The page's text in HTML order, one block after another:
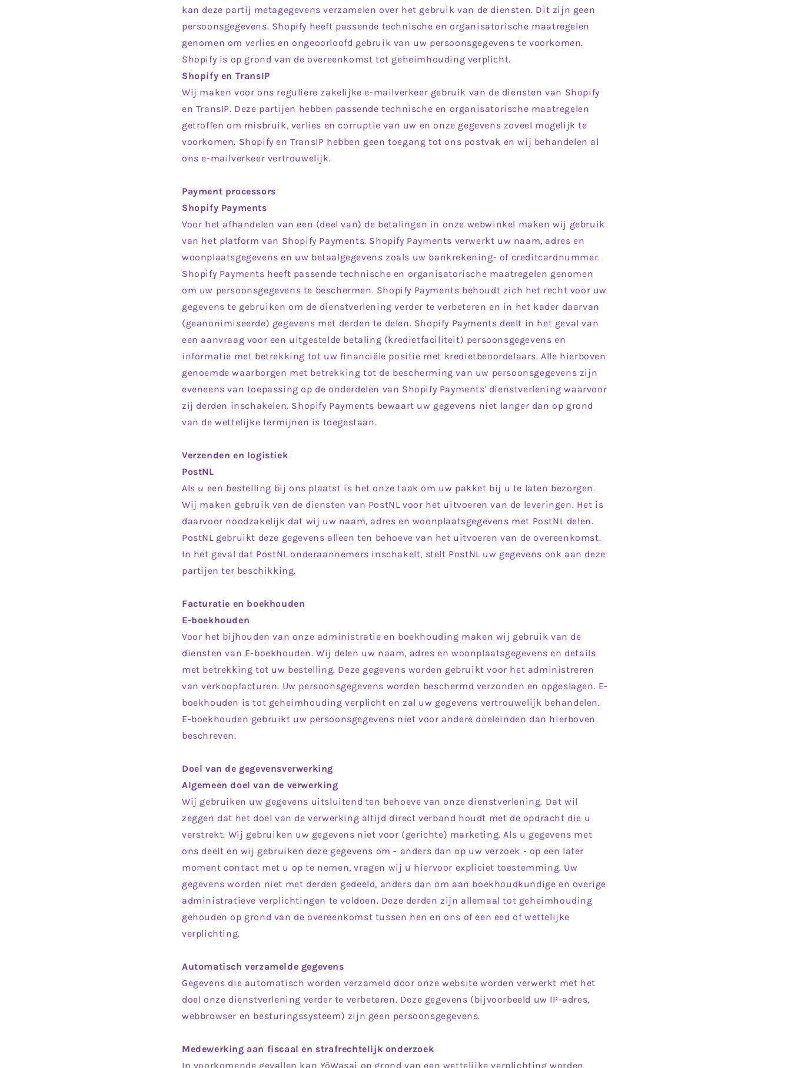
kan deze partij metagegevens verzamelen over het gebruik van de diensten. Dit zijn geen
persoonsgegevens. Shopify heeft passende technische en organisatorische maatregelen
genomen om verlies en ongeoorloofd gebruik van uw persoonsgegevens te voorkomen.
Shopify is op grond van de overeenkomst tot geheimhouding verplicht.
Shopify en TransIP
Wij maken voor ons reguliere zakelijke e-mailverkeer gebruik van de diensten van Shopify
en TransIP. Deze partijen hebben passende technische en organisatorische maatregelen
getroffen om misbruik, verlies en corruptie van uw en onze gegevens zoveel mogelijk te
voorkomen. Shopify en TransIP hebben geen toegang tot ons postvak en wij behandelen al
ons e-mailverkeer vertrouwelijk.
Payment processors
Shopify Payments
Voor het afhandelen van een (deel van) de betalingen in onze webwinkel maken wij gebruik
van het platform van Shopify Payments. Shopify Payments verwerkt uw naam, adres en
woonplaatsgegevens en uw betaalgegevens zoals uw bankrekening- of creditcardnummer.
Shopify Payments heeft passende technische en organisatorische maatregelen genomen
om uw persoonsgegevens te beschermen. Shopify Payments behoudt zich het recht voor uw
gegevens te gebruiken om de dienstverlening verder te verbeteren en in het kader daarvan
(geanonimiseerde) gegevens met derden te delen. Shopify Payments deelt in het geval van
een aanvraag voor een uitgestelde betaling (kredietfaciliteit) persoonsgegevens en
informatie met betrekking tot uw financiële positie met kredietbeoordelaars. Alle hierboven
genoemde waarborgen met betrekking tot de bescherming van uw persoonsgegevens zijn
eveneens van toepassing op de onderdelen van Shopify Payments' dienstverlening waarvoor
zij derden inschakelen. Shopify Payments bewaart uw gegevens niet langer dan op grond
van de wettelijke termijnen is toegestaan.
Verzenden en logistiek
PostNL
Als u een bestelling bij ons plaatst is het onze taak om uw pakket bij u te laten bezorgen.
Wij maken gebruik van de diensten van PostNL voor het uitvoeren van de leveringen. Het is
daarvoor noodzakelijk dat wij uw naam, adres en woonplaatsgegevens met PostNL delen.
PostNL gebruikt deze gegevens alleen ten behoeve van het uitvoeren van de overeenkomst.
In het geval dat PostNL onderaannemers inschakelt, stelt PostNL uw gegevens ook aan deze
partijen ter beschikking.
Facturatie en boekhouden
E-boekhouden
Voor het bijhouden van onze administratie en boekhouding maken wij gebruik van de
diensten van E-boekhouden. Wij delen uw naam, adres en woonplaatsgegevens en details
met betrekking tot uw bestelling. Deze gegevens worden gebruikt voor het administreren
van verkoopfacturen. Uw persoonsgegevens worden beschermd verzonden en opgeslagen. E-
boekhouden is tot geheimhouding verplicht en zal uw gegevens vertrouwelijk behandelen.
E-boekhouden gebruikt uw persoonsgegevens niet voor andere doeleinden dan hierboven
beschreven.
Doel van de gegevensverwerking
Algemeen doel van de verwerking
Wij gebruiken uw gegevens uitsluitend ten behoeve van onze dienstverlening. Dat wil
zeggen dat het doel van de verwerking altijd direct verband houdt met de opdracht die u
verstrekt. Wij gebruiken uw gegevens niet voor (gerichte) marketing. Als u gegevens met
ons deelt en wij gebruiken deze gegevens om - anders dan op uw verzoek - op een later
moment contact met u op te nemen, vragen wij u hiervoor expliciet toestemming. Uw
gegevens worden niet met derden gedeeld, anders dan om aan boekhoudkundige en overige
administratieve verplichtingen te voldoen. Deze derden zijn allemaal tot geheimhouding
gehouden op grond van de overeenkomst tussen hen en ons of een eed of wettelijke
verplichting.
Automatisch verzamelde gegevens
Gegevens die automatisch worden verzameld door onze website worden verwerkt met het
doel onze dienstverlening verder te verbeteren. Deze gegevens (bijvoorbeeld uw IP-adres,
webbrowser en besturingssysteem) zijn geen persoonsgegevens.
Medewerking aan fiscaal en strafrechtelijk onderzoek
In voorkomende gevallen kan YōWasai op grond van een wettelijke verplichting worden